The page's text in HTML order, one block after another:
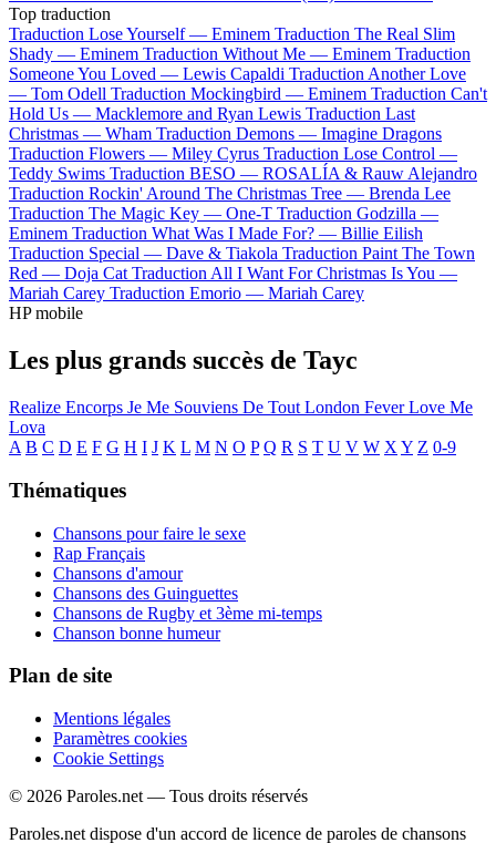
Top traduction
Traduction Lose Yourself — Eminem Traduction The Real Slim
Shady — Eminem Traduction Without Me — Eminem Traduction
Someone You Loved — Lewis Capaldi Traduction Another Love
— Tom Odell Traduction Mockingbird — Eminem Traduction Can't
Hold Us — Macklemore and Ryan Lewis Traduction Last
Christmas — Wham Traduction Demons — Imagine Dragons
Traduction Flowers — Miley Cyrus Traduction Lose Control —
Teddy Swims Traduction BESO — ROSALÍA & Rauw Alejandro
Traduction Rockin' Around The Christmas Tree — Brenda Lee
Traduction The Magic Key — One-T Traduction Godzilla —
Eminem Traduction What Was I Made For? — Billie Eilish
Traduction Special — Dave & Tiakola Traduction Paint The Town
Red — Doja Cat Traduction All I Want For Christmas Is You —
Mariah Carey Traduction Emorio — Mariah Carey
HP mobile
Les plus grands succès de Tayc
Realize Encorps Je Me Souviens De Tout London FeverLove Me
Lova
A B C D E F G H I J K L M N O P Q R S T U V W X Y Z 0-9
Thématiques
Chansons pour faire le sexe
Rap Français
Chansons d'amour
Chansons des Guinguettes
Chansons de Rugby et 3ème mi-temps
Chanson bonne humeur
Plan de site
Mentions légales
Paramètres cookies
Cookie Settings
© 2026 Paroles.net — Tous droits réservés
Paroles.net dispose d'un accord de licence de paroles de chansons